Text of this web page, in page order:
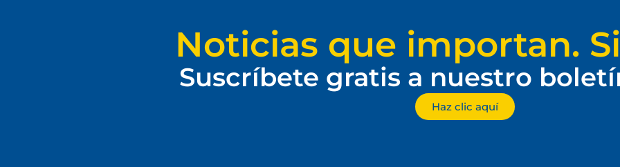
Noticias que importan.
Suscríbete gratis a nuestro
Haz clic aquí